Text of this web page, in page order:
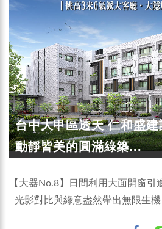
台中大甲區透天 仁和盛
動靜皆美的圓滿綠築...
【大器No.8】日間利用大面開窗
光影對比與綠意盎然帶出無限生